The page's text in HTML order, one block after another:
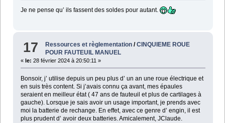
Je ne pense qu’ ils fassent des soldes pour autant.
17 Ressources et règlementation /CINQUIEME ROUE
POUR FAUTEUIL MANUEL
« le: 28 février 2024 à 20:50:11 »
Bonsoir, j’ utilise depuis un peu plus d’ un an une roue électrique et
en suis très content. Si j’avais connu ça avant, mes épaules
seraient en meilleur état ( 47 ans de fauteuil et plus de cartilages à
gauche). Lorsque je sais avoir un usage important, je prends avec
moi la batterie de rechange. En effet, avec ce genre d’ engin, il est
plus prudent d’ avoir deux batteries. Amicalement, JClaude.